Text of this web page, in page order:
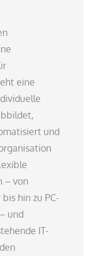
eine
und
– von
hin zu PC-
und
IT-